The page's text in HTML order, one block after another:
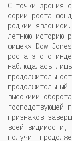
С точки зрения
серии роста
редким
летнюю историю
фишек» Dow
роста этого
наблюдалась
высокими
господствующей
признаков
всей видимости,
получит